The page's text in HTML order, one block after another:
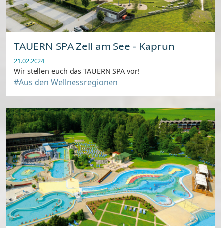
TAUERN SPA Zell am See - Kaprun
21.02.2024
Wir stellen euch das TAUERN SPA vor!
#Aus den Wellnessregionen